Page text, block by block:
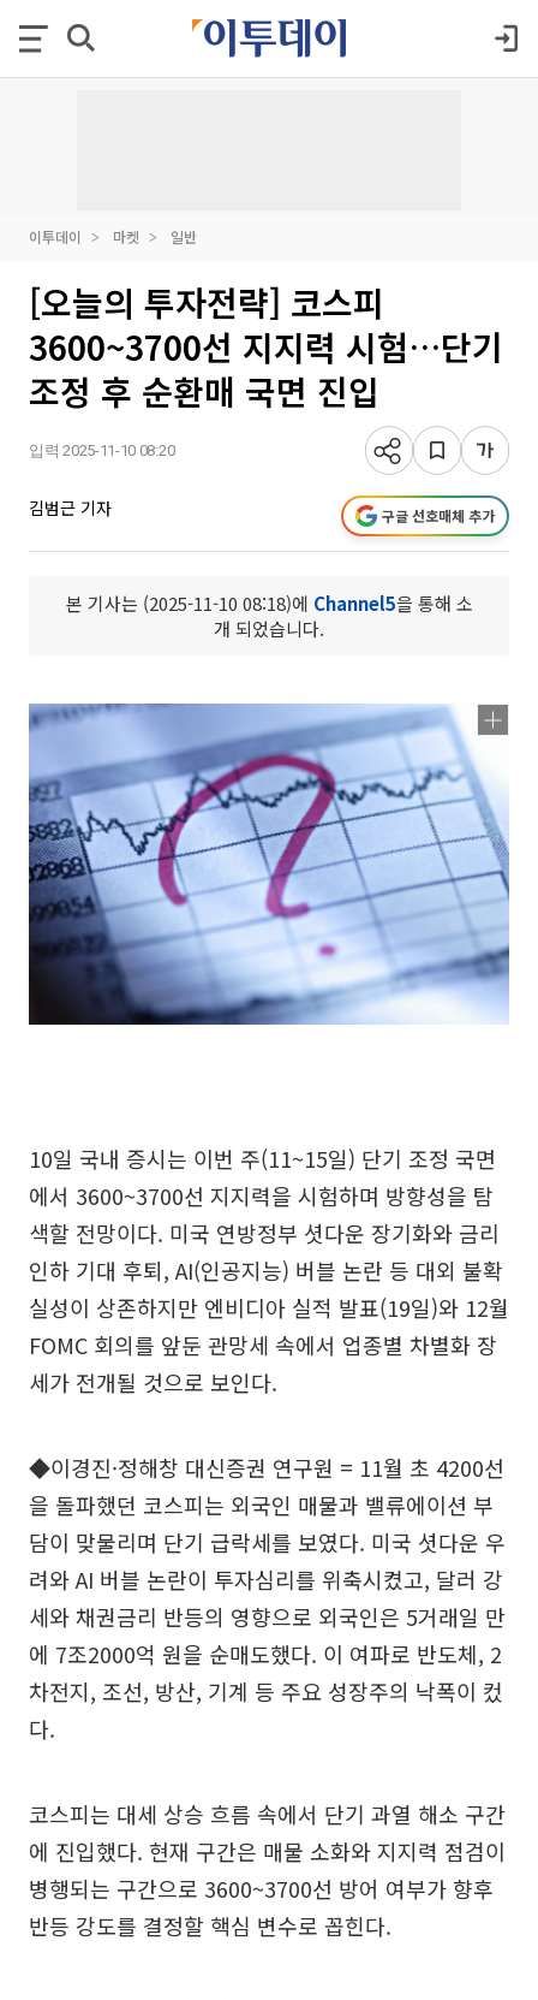
이투데이 마켓 일반
[오늘의 투자전략] 코스피
3600~3700선 지지력 시험…단기
조정 후 순환매 국면 진입
입력 2025-11-10 08:20
김범근 기자 구글 선호매체 추가
본 기사는 (2025-11-10 08:18)에 Channel5을 통해 소
개 되었습니다.
10일 국내 증시는 이번 주(11~15일) 단기 조정 국면
에서 3600~3700선 지지력을 시험하며 방향성을 탐
색할 전망이다. 미국 연방정부 셧다운 장기화와 금리
인하 기대 후퇴, AI(인공지능) 버블 논란 등 대외 불확
실성이 상존하지만 엔비디아 실적 발표(19일)와 12월
FOMC 회의를 앞둔 관망세 속에서 업종별 차별화 장
세가 전개될 것으로 보인다.
◆이경진·정해창 대신증권 연구원 = 11월 초 4200선
을 돌파했던 코스피는 외국인 매물과 밸류에이션 부
담이 맞물리며 단기 급락세를 보였다. 미국 셧다운 우
려와 AI 버블 논란이 투자심리를 위축시켰고, 달러 강
세와 채권금리 반등의 영향으로 외국인은 5거래일 만
에 7조2000억 원을 순매도했다. 이 여파로 반도체, 2
차전지, 조선, 방산, 기계 등 주요 성장주의 낙폭이 컸
다.
코스피는 대세 상승 흐름 속에서 단기 과열 해소 구간
에 진입했다. 현재 구간은 매물 소화와 지지력 점검이
병행되는 구간으로 3600~3700선 방어 여부가 향후
반등 강도를 결정할 핵심 변수로 꼽힌다.